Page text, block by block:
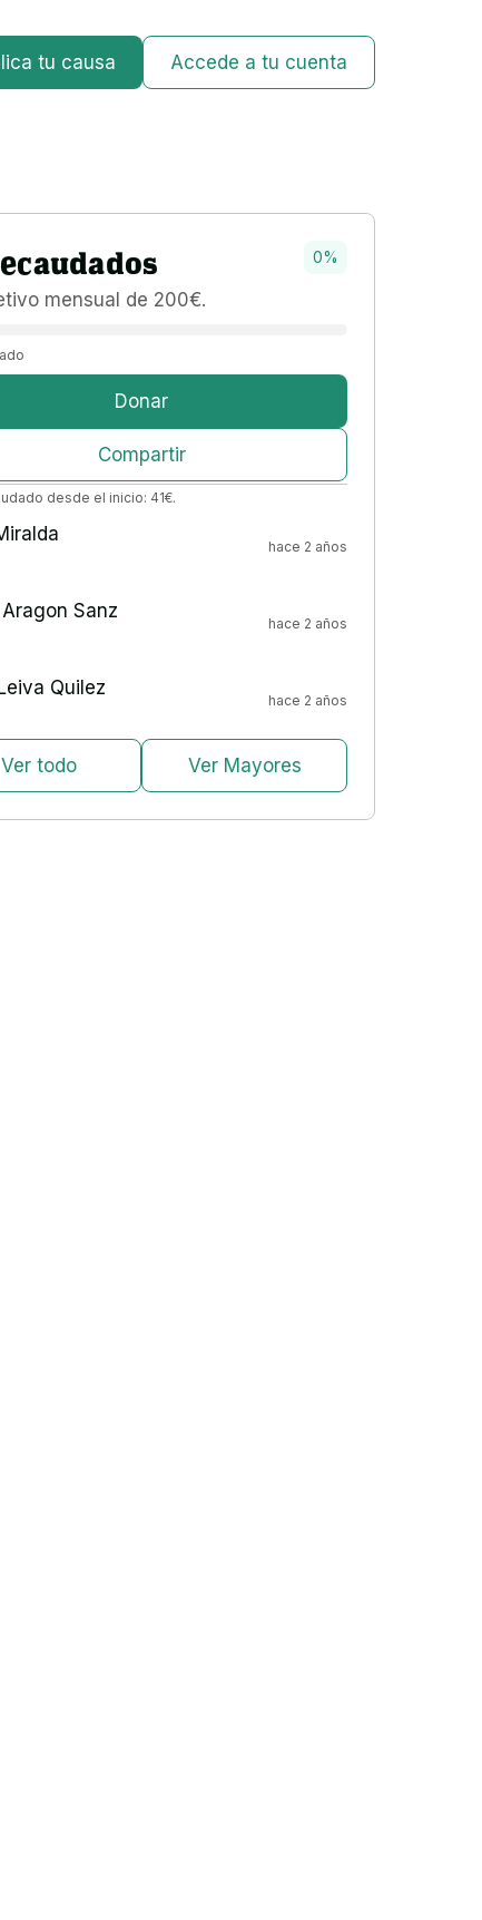
tu causa Accede a tu cuenta
mensual de 200€.
0%
Donar
Compartir
desde el inicio: 41€.
hace 2 años
Sanz
hace 2 años
Quilez
hace 2 años
Ver todo Ver Mayores